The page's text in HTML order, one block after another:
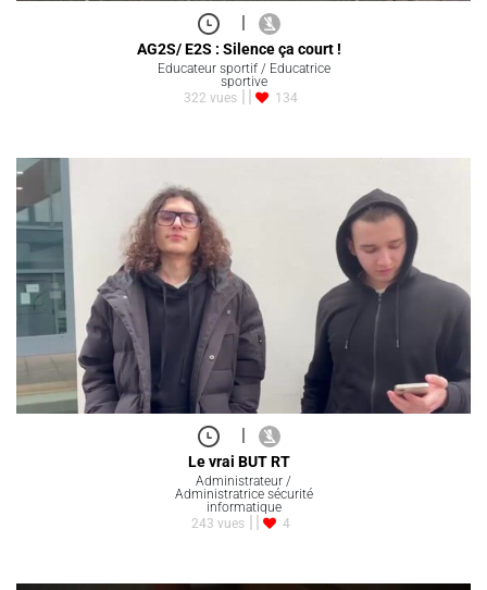
|
AG2S/ E2S : Silence ça court !
Educateur sportif / Educatrice
sportive
322 vues
134
Le vrai BUT RT
Administrateur /
Administratrice sécurité
informatique
243 vues
4